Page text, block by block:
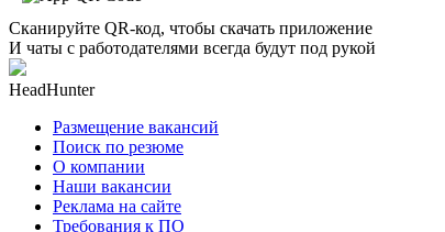
Сканируйте QR-код, чтобы скачать приложение
И чаты с работодателями всегда будут под рукой
HeadHunter
Размещение вакансий
Поиск по резюме
О компании
Наши вакансии
Реклама на сайте
Требования к ПО